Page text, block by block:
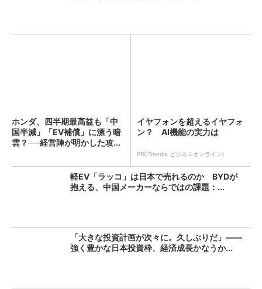
ホンダ、四半期最高益も「中
国半減」「EV補償」に漂う暗
雲？──経営陣が明かした攻...
イヤフォンを超えるイヤフォ
ン？ AI機能の実力は
PR(ITmedia ビジネスオンライン)
軽EV「ラッコ」は日本で売れるのか BYDが
抱える、中国メーカーならではの課題：...
「大きな投資計画が次々に。久しぶりだ」――
強く豊かな日本投資枠、経済成長かなうか...